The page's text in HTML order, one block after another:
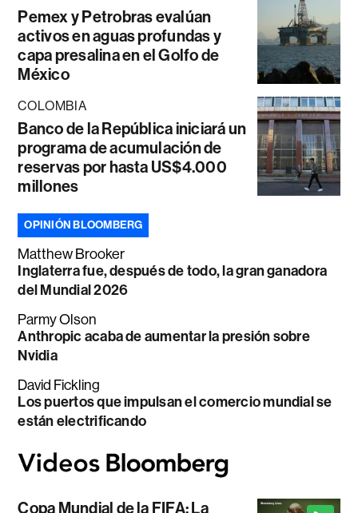
Pemex y Petrobras evalúan
activos en aguas profundas y
capa presalina en el Golfo de
México
COLOMBIA
Banco de la República iniciará un
programa de acumulación de
reservas por hasta US$4.000
millones
OPINIÓN BLOOMBERG
Matthew Brooker
Inglaterra fue, después de todo, la gran ganadora
del Mundial 2026
Parmy Olson
Anthropic acaba de aumentar la presión sobre
Nvidia
David Fickling
Los puertos que impulsan el comercio mundial se
están electrificando
Copa Mundial de la FIFA: La